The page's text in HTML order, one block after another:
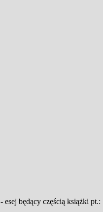
- esej będący częścią książki pt.: